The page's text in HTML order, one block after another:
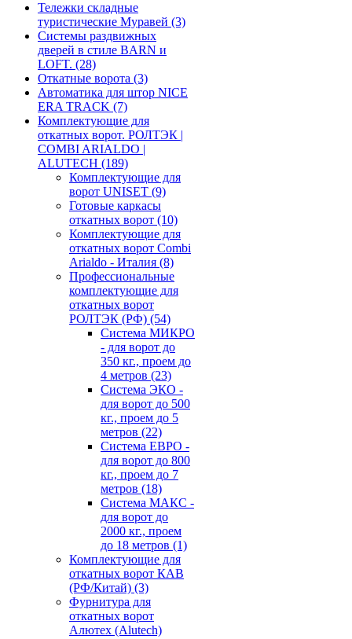
Тележки складные
туристические Муравей (3)
Системы раздвижных
дверей в стиле BARN и
LOFT. (28)
Откатные ворота (3)
Автоматика для штор NICE
ERA TRACK (7)
Комплектующие для
откатных ворот. РОЛТЭК |
COMBI ARIALDO |
ALUTECH (189)
Комплектующие для
ворот UNISET (9)
Готовые каркасы
откатных ворот (10)
Комплектующие для
откатных ворот Combi
Arialdo - Италия (8)
Профессиональные
комплектующие для
откатных ворот
РОЛТЭК (РФ) (54)
Система МИКРО
- для ворот до
350 кг., проем до
4 метров (23)
Система ЭКО -
для ворот до 500
кг., проем до 5
метров (22)
Система ЕВРО -
для ворот до 800
кг., проем до 7
метров (18)
Система МАКС -
для ворот до
2000 кг., проем
до 18 метров (1)
Комплектующие для
откатных ворот КАВ
(РФ/Китай) (3)
Фурнитура для
откатных ворот
Алютех (Alutech)